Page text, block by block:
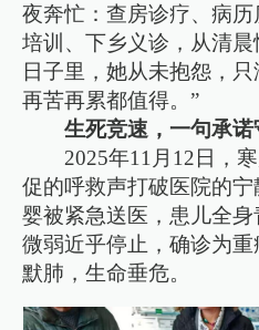
夜奔忙：查房诊疗、病
培训、下乡义诊，从清
日子里，她从未抱怨，只
再苦再累都值得。”
生死竞速，一句承
2025年11月12日，
促的呼救声打破医院的
婴被紧急送医，患儿全
微弱近乎停止，确诊为
默肺，生命垂危。